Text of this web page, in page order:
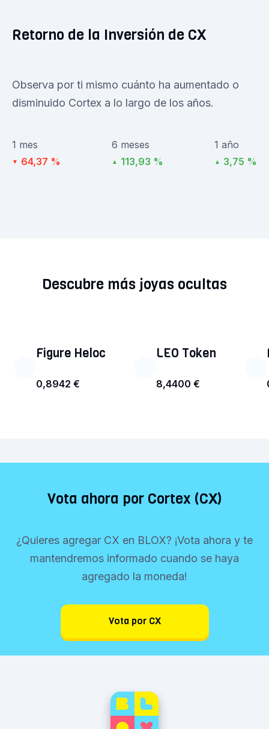
Retorno de la Inversión de CX
Observa por ti mismo cuánto ha aumentado o
disminuido Cortex a lo largo de los años.
1 mes
▼ 64,37 %
6 meses
▲ 113,93 %
1 año
▲ 3,75 %
Descubre más joyas ocultas
Figure Heloc
0,8942 €
LEO Token
8,4400 €
Vota ahora por Cortex (CX)
¿Quieres agregar CX en BLOX? ¡Vota ahora y te
mantendremos informado cuando se haya
agregado la moneda!
Vota por CX